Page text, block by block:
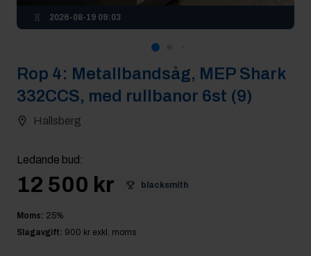
2026-08-19 09:03
Rop 4: Metallbandsåg, MEP Shark
332CCS, med rullbanor 6st (9)
Hallsberg
Ledande bud :
12 500 kr blacksmith
Moms: 25%
Slagavgift: 900 kr exkl. moms